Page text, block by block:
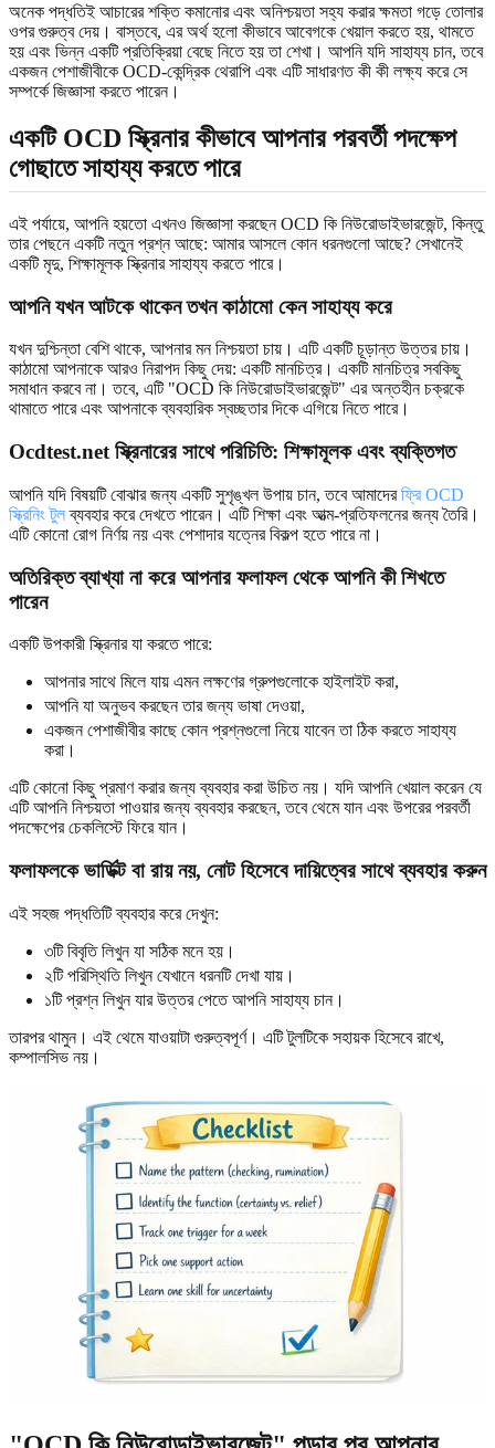
অনেক পদ্ধতিই আচারের শক্তি কমানোর এবং অনিশ্চয়তা সহ্য করার ক্ষমতা গড়ে তোলার
ওপর গুরুত্ব দেয়। বাস্তবে, এর অর্থ হলো কীভাবে আবেগকে খেয়াল করতে হয়, থামতে
হয় এবং ভিন্ন একটি প্রতিক্রিয়া বেছে নিতে হয় তা শেখা। আপনি যদি সাহায্য চান, তবে
একজন পেশাজীবীকে OCD-কেন্দ্রিক থেরাপি এবং এটি সাধারণত কী কী লক্ষ্য করে সে
সম্পর্কে জিজ্ঞাসা করতে পারেন।
একটি OCD স্ক্রিনার কীভাবে আপনার পরবর্তী পদক্ষেপ
গোছাতে সাহায্য করতে পারে
এই পর্যায়ে, আপনি হয়তো এখনও জিজ্ঞাসা করছেন OCD কি নিউরোডাইভারজেন্ট, কিন্তু
তার পেছনে একটি নতুন প্রশ্ন আছে: আমার আসলে কোন ধরনগুলো আছে? সেখানেই
একটি মৃদু, শিক্ষামূলক স্ক্রিনার সাহায্য করতে পারে।
আপনি যখন আটকে থাকেন তখন কাঠামো কেন সাহায্য করে
যখন দুশ্চিন্তা বেশি থাকে, আপনার মন নিশ্চয়তা চায়। এটি একটি চূড়ান্ত উত্তর চায়।
কাঠামো আপনাকে আরও নিরাপদ কিছু দেয়: একটি মানচিত্র। একটি মানচিত্র সবকিছু
সমাধান করবে না। তবে, এটি "OCD কি নিউরোডাইভারজেন্ট" এর অন্তহীন চক্রকে
থামাতে পারে এবং আপনাকে ব্যবহারিক স্বচ্ছতার দিকে এগিয়ে নিতে পারে।
Ocdtest.net স্ক্রিনারের সাথে পরিচিতি: শিক্ষামূলক এবং ব্যক্তিগত
আপনি যদি বিষয়টি বোঝার জন্য একটি সুশৃঙ্খল উপায় চান, তবে আমাদেরফ্রি OCD
স্ক্রিনিং টুলব্যবহার করে দেখতে পারেন। এটি শিক্ষা এবং আত্ম-প্রতিফলনের জন্য তৈরি।
এটি কোনো রোগ নির্ণয় নয় এবং পেশাদার যত্নের বিকল্প হতে পারে না।
অতিরিক্ত ব্যাখ্যা না করে আপনার ফলাফল থেকে আপনি কী শিখতে
পারেন
একটি উপকারী স্ক্রিনার যা করতে পারে:
আপনার সাথে মিলে যায় এমন লক্ষণের গ্রুপগুলোকে হাইলাইট করা,
আপনি যা অনুভব করছেন তার জন্য ভাষা দেওয়া,
একজন পেশাজীবীর কাছে কোন প্রশ্নগুলো নিয়ে যাবেন তা ঠিক করতে সাহায্য
করা।
এটি কোনো কিছু প্রমাণ করার জন্য ব্যবহার করা উচিত নয়। যদি আপনি খেয়াল করেন যে
এটি আপনি নিশ্চয়তা পাওয়ার জন্য ব্যবহার করছেন, তবে থেমে যান এবং উপরের পরবর্তী
পদক্ষেপের চেকলিস্টে ফিরে যান।
ফলাফলকে ভার্ডিক্ট বা রায় নয়, নোট হিসেবে দায়িত্বের সাথে ব্যবহার করুন
এই সহজ পদ্ধতিটি ব্যবহার করে দেখুন:
৩টি বিবৃতি লিখুন যা সঠিক মনে হয়।
২টি পরিস্থিতি লিখুন যেখানে ধরনটি দেখা যায়।
১টি প্রশ্ন লিখুন যার উত্তর পেতে আপনি সাহায্য চান।
তারপর থামুন। এই থেমে যাওয়াটা গুরুত্বপূর্ণ। এটি টুলটিকে সহায়ক হিসেবে রাখে,
কম্পালসিভ নয়।